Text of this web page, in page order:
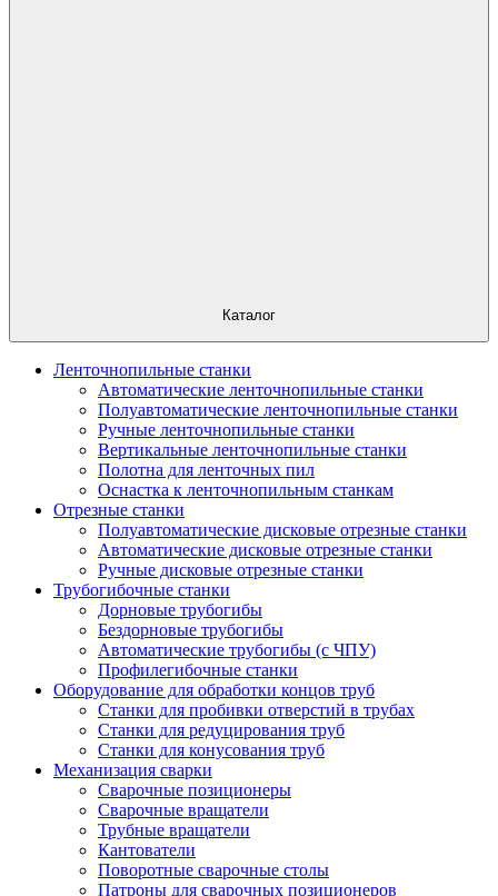
Каталог
Ленточнопильные станки
Автоматические ленточнопильные станки
Полуавтоматические ленточнопильные станки
Ручные ленточнопильные станки
Вертикальные ленточнопильные станки
Полотна для ленточных пил
Оснастка к ленточнопильным станкам
Отрезные станки
Полуавтоматические дисковые отрезные станки
Автоматические дисковые отрезные станки
Ручные дисковые отрезные станки
Трубогибочные станки
Дорновые трубогибы
Бездорновые трубогибы
Автоматические трубогибы (с ЧПУ)
Профилегибочные станки
Оборудование для обработки концов труб
Станки для пробивки отверстий в трубах
Станки для редуцирования труб
Станки для конусования труб
Механизация сварки
Сварочные позиционеры
Сварочные вращатели
Трубные вращатели
Кантователи
Поворотные сварочные столы
Патроны для сварочных позиционеров